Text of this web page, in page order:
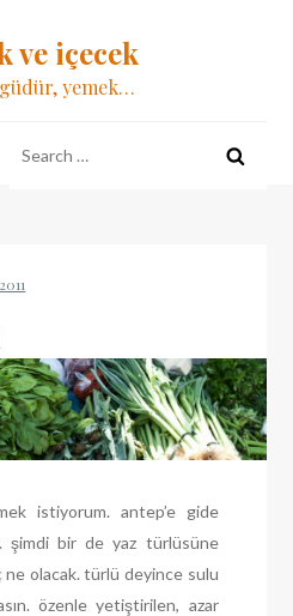
ve içecek
yemek…
for:
istiyorum. antep’e gide
şimdi bir de yaz türlüsüne
ne olacak. türlü deyince sulu
özenle yetiştirilen, azar